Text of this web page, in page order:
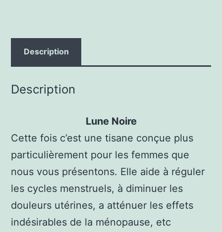
Description
Description
Lune Noire
Cette fois c’est une tisane conçue plus
particulièrement pour les femmes que
nous vous présentons. Elle aide à réguler
les cycles menstruels, à diminuer les
douleurs utérines, a atténuer les effets
indésirables de la ménopause, etc